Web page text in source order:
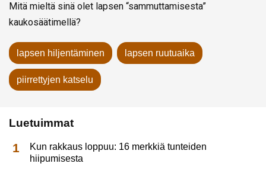
Mitä mieltä sinä olet lapsen “sammuttamisesta”
kaukosäätimellä?
lapsen hiljentäminen lapsen ruutuaika
piirrettyjen katselu
Luetuimmat
Kun rakkaus loppuu: 16 merkkiä tunteiden
hiipumisesta